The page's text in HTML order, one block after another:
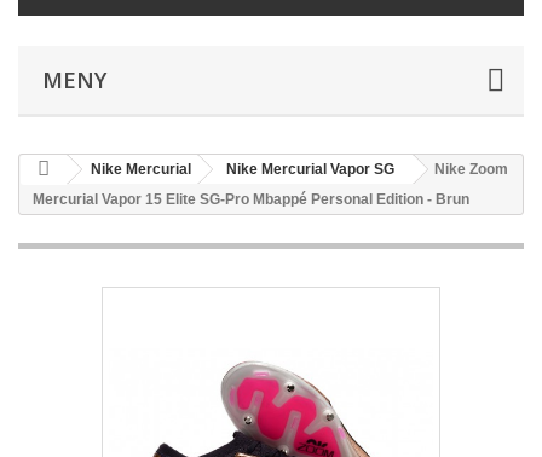
MENY
Nike Mercurial Nike Mercurial Vapor SG
Nike Zoom
Mercurial Vapor 15 Elite SG-Pro Mbappé Personal Edition - Brun